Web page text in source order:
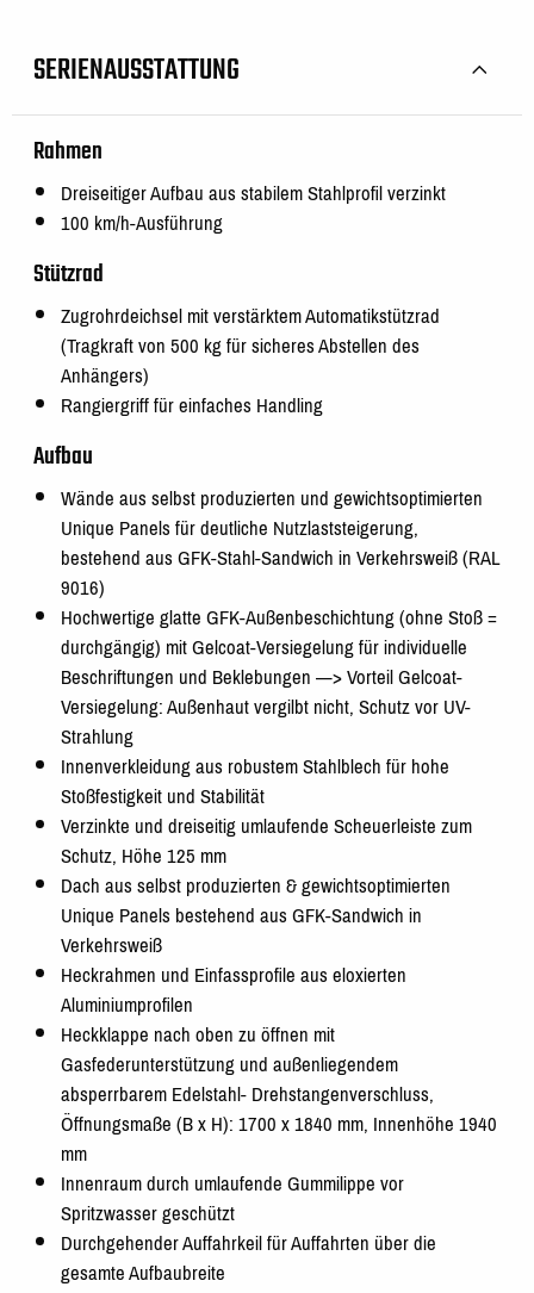
SERIENAUSSTATTUNG
Rahmen
Dreiseitiger Aufbau aus stabilem Stahlprofil verzinkt
100 km/h-Ausführung
Stützrad
Zugrohrdeichsel mit verstärktem Automatikstützrad
(Tragkraft von 500 kg für sicheres Abstellen des
Anhängers)
Rangiergriff für einfaches Handling
Aufbau
Wände aus selbst produzierten und gewichtsoptimierten
Unique Panels für deutliche Nutzlaststeigerung,
bestehend aus GFK-Stahl-Sandwich in Verkehrsweiß (RAL
9016)
Hochwertige glatte GFK-Außenbeschichtung (ohne Stoß =
durchgängig) mit Gelcoat-Versiegelung für individuelle
Beschriftungen und Beklebungen —> Vorteil Gelcoat-
Versiegelung: Außenhaut vergilbt nicht, Schutz vor UV-
Strahlung
Innenverkleidung aus robustem Stahlblech für hohe
Stoßfestigkeit und Stabilität
Verzinkte und dreiseitig umlaufende Scheuerleiste zum
Schutz, Höhe 125 mm
Dach aus selbst produzierten & gewichtsoptimierten
Unique Panels bestehend aus GFK-Sandwich in
Verkehrsweiß
Heckrahmen und Einfassprofile aus eloxierten
Aluminiumprofilen
Heckklappe nach oben zu öffnen mit
Gasfederunterstützung und außenliegendem
absperrbarem Edelstahl- Drehstangenverschluss,
Öffnungsmaße (B x H): 1700 x 1840 mm, Innenhöhe 1940
mm
Innenraum durch umlaufende Gummilippe vor
Spritzwasser geschützt
Durchgehender Auffahrkeil für Auffahrten über die
gesamte Aufbaubreite